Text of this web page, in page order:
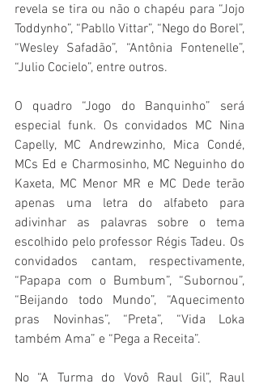
revela se tira ou não o chapéu para “Jojo
Toddynho”, “Pabllo Vittar”, “Nego do Borel”,
“Wesley Safadão”, “Antônia Fontenelle”,
“Julio Cocielo”, entre outros.
O quadro “Jogo do Banquinho” será
especial funk. Os convidados MC Nina
Capelly, MC Andrewzinho, Mica Condé,
MCs Ed e Charmosinho, MC Neguinho do
Kaxeta, MC Menor MR e MC Dede terão
apenas uma letra do alfabeto para
adivinhar as palavras sobre o tema
escolhido pelo professor Régis Tadeu. Os
convidados cantam, respectivamente,
“Papapa com o Bumbum”, “Subornou”,
“Beijando todo Mundo”, “Aquecimento
pras Novinhas”, “Preta”, “Vida Loka
também Ama” e “Pega a Receita”.
No “A Turma do Vovô Raul Gil”, Raul